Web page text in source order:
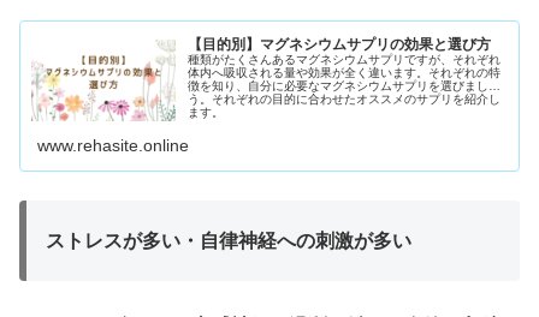
【目的別】マグネシウムサプリの効果と選び方
種類がたくさんあるマグネシウムサプリですが、それぞれ
体内へ吸収される量や効果が全く違います。それぞれの特
徴を知り、自分に必要なマグネシウムサプリを選びましょ
う。それぞれの目的に合わせたオススメのサプリを紹介し
ます。
www.rehasite.online
ストレスが多い・自律神経への刺激が多い